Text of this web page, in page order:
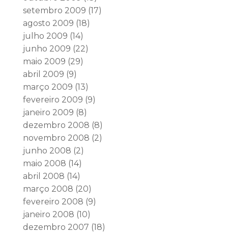
setembro 2009 (17)
agosto 2009 (18)
julho 2009 (14)
junho 2009 (22)
maio 2009 (29)
abril 2009 (9)
março 2009 (13)
fevereiro 2009 (9)
janeiro 2009 (8)
dezembro 2008 (8)
novembro 2008 (2)
junho 2008 (2)
maio 2008 (14)
abril 2008 (14)
março 2008 (20)
fevereiro 2008 (9)
janeiro 2008 (10)
dezembro 2007 (18)